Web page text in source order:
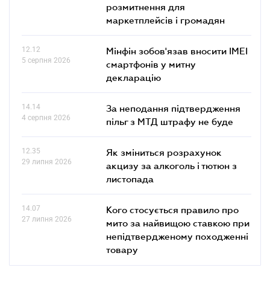
розмитнення для
маркетплейсів і громадян
12.12
5 серпня 2026
Мінфін зобов'язав вносити IMEI
смартфонів у митну
декларацію
14.14
4 серпня 2026
За неподання підтвердження
пільг з МТД штрафу не буде
12.35
29 липня 2026
Як зміниться розрахунок
акцизу за алкоголь і тютюн з
листопада
14.07
27 липня 2026
Кого стосується правило про
мито за найвищою ставкою при
непідтвердженому походженні
товару